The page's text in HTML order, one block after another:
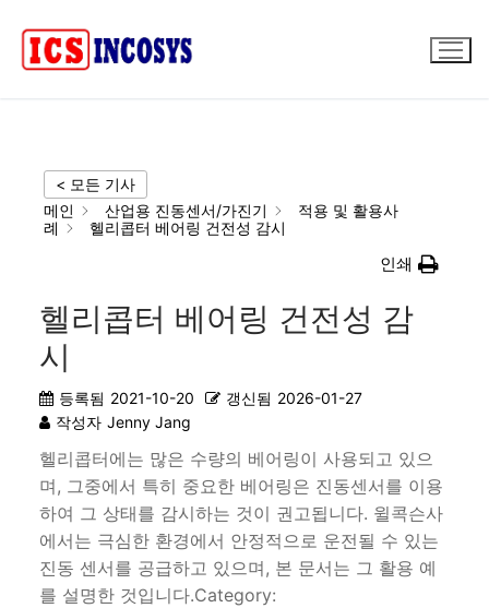
< 모든 기사
메인
산업용 진동센서/가진기
적용 및 활용사
례
헬리콥터 베어링 건전성 감시
인쇄
헬리콥터 베어링 건전성 감
시
등록됨 2021-10-20 갱신됨 2026-01-27
작성자 Jenny Jang
헬리콥터에는 많은 수량의 베어링이 사용되고 있으
며, 그중에서 특히 중요한 베어링은 진동센서를 이용
하여 그 상태를 감시하는 것이 권고됩니다. 윌콕슨사
에서는 극심한 환경에서 안정적으로 운전될 수 있는
진동 센서를 공급하고 있으며, 본 문서는 그 활용 예
를 설명한 것입니다.Category: